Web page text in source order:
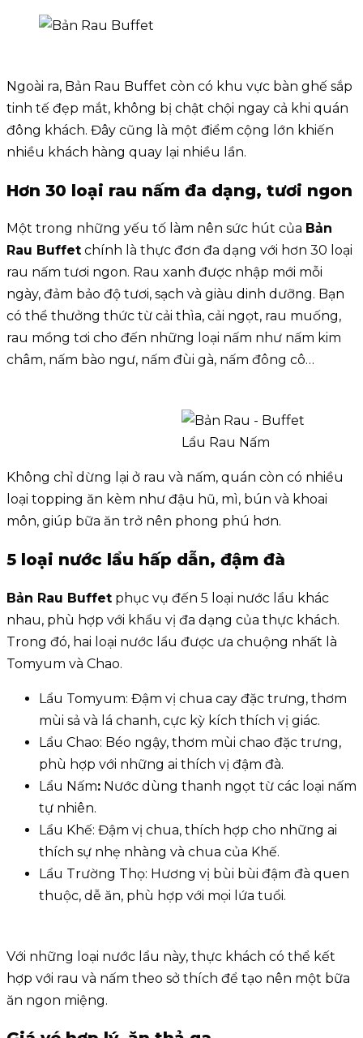
Ngoài ra, Bản Rau Buffet còn có khu vực bàn ghế sắp
tinh tế đẹp mắt, không bị chật chội ngay cả khi quán
đông khách. Đây cũng là một điểm cộng lớn khiến
nhiều khách hàng quay lại nhiều lần.
Hơn 30 loại rau nấm đa dạng, tươi ngon
Một trong những yếu tố làm nên sức hút của Bản
Rau Buffet chính là thực đơn đa dạng với hơn 30 loại
rau nấm tươi ngon. Rau xanh được nhập mới mỗi
ngày, đảm bảo độ tươi, sạch và giàu dinh dưỡng. Bạn
có thể thưởng thức từ cải thìa, cải ngọt, rau muống,
rau mồng tơi cho đến những loại nấm như nấm kim
châm, nấm bào ngư, nấm đùi gà, nấm đông cô…
Không chỉ dừng lại ở rau và nấm, quán còn có nhiều
loại topping ăn kèm như đậu hũ, mì, bún và khoai
môn, giúp bữa ăn trở nên phong phú hơn.
5 loại nước lẩu hấp dẫn, đậm đà
Bản Rau Buffet phục vụ đến 5 loại nước lẩu khác
nhau, phù hợp với khẩu vị đa dạng của thực khách.
Trong đó, hai loại nước lẩu được ưa chuộng nhất là
Tomyum và Chao.
Lẩu Tomyum: Đậm vị chua cay đặc trưng, thơm
mùi sả và lá chanh, cực kỳ kích thích vị giác.
Lẩu Chao: Béo ngậy, thơm mùi chao đặc trưng,
phù hợp với những ai thích vị đậm đà.
Lẩu Nấm: Nước dùng thanh ngọt từ các loại nấm
tự nhiên.
Lẩu Khế: Đậm vị chua, thích hợp cho những ai
thích sự nhẹ nhàng và chua của Khế.
Lẩu Trường Thọ: Hương vị bùi bùi đậm đà quen
thuộc, dễ ăn, phù hợp với mọi lứa tuổi.
Với những loại nước lẩu này, thực khách có thể kết
hợp với rau và nấm theo sở thích để tạo nên một bữa
ăn ngon miệng.